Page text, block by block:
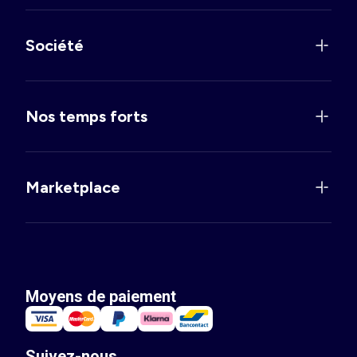
Société
Nos temps forts
Marketplace
Moyens de paiement